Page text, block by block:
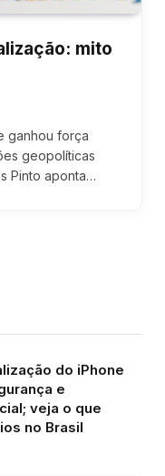
mito
ganhou força
geopolíticas
Pinto aponta…
do iPhone
e
veja o que
no Brasil